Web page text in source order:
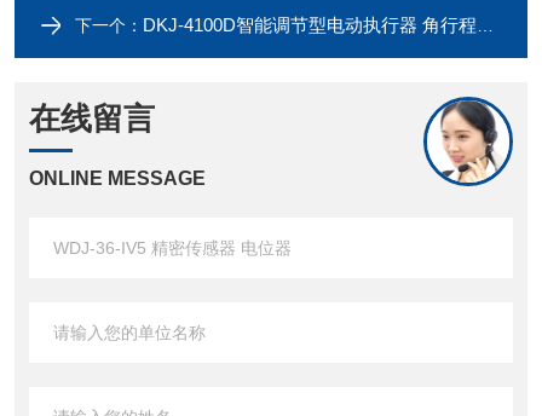
下一个： DKJ-4100D智能调节型电动执行器 角行程阀门电动装置
在线留言
ONLINE MESSAGE